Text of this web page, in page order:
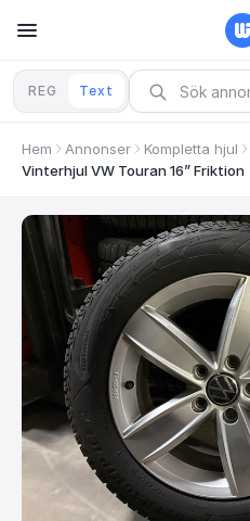
REG Text
Hem Annonser Kompletta hjul
Vinterhjul VW Touran 16” Friktion